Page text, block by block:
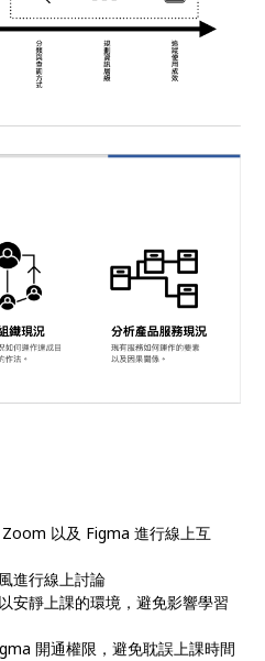
以及 Figma 進行線上互
進行線上討論
安靜上課的環境，避免影響學習
開通權限，避免耽誤上課時間